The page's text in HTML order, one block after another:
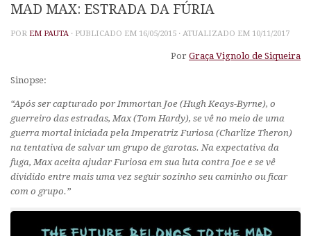
MAD MAX: ESTRADA DA FÚRIA
POR EM PAUTA · PUBLICADO EM 16/05/2015 · ATUALIZADO EM 10/11/2017
Por Graça Vignolo de Siqueira
Sinopse:
“Após ser capturado por Immortan Joe (Hugh Keays-Byrne), o
guerreiro das estradas, Max (Tom Hardy), se vê no meio de uma
guerra mortal iniciada pela Imperatriz Furiosa (Charlize Theron)
na tentativa de salvar um grupo de garotas. Na expectativa da
fuga, Max aceita ajudar Furiosa em sua luta contra Joe e se vê
dividido entre mais uma vez seguir sozinho seu caminho ou ficar
com o grupo.”